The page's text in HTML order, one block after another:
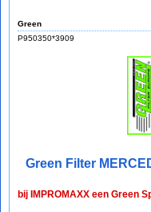
Green
P950350*3909
Green Filter
bij IMPROMAXX een Green